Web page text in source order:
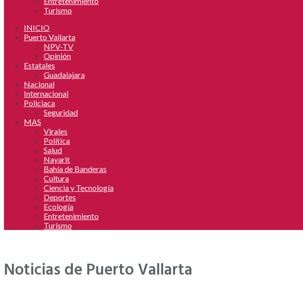
Turismo
INICIO
Puerto Vallarta
NPV-TV
Opinión
Estatales
Guadalajara
Nacional
Internacional
Policiaca
Seguridad
MAS
Virales
Política
Salud
Nayarit
Bahía de Banderas
Cultura
Ciencia y Tecnología
Deportes
Ecología
Entretenimiento
Turismo
Noticias de Puerto Vallarta